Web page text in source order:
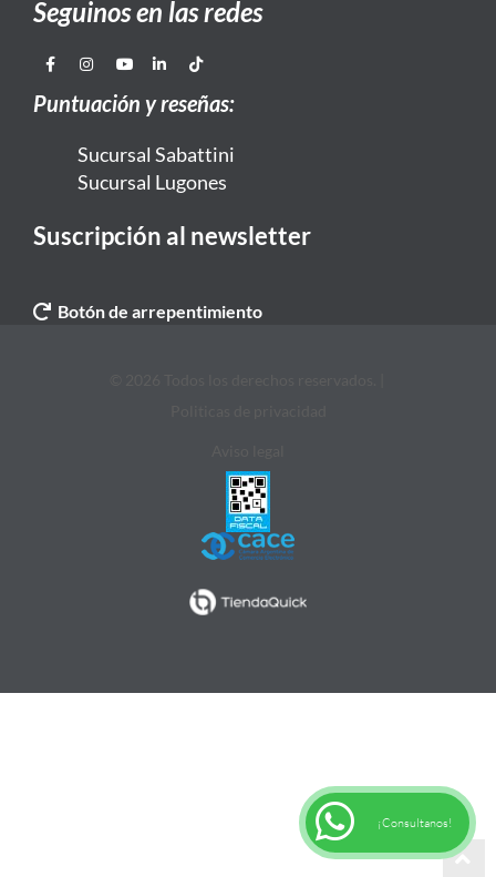
Seguinos en las redes
Puntuación y reseñas:
Sucursal Sabattini
Sucursal Lugones
Suscripción al newsletter
Botón de arrepentimiento
¡Consultanos!